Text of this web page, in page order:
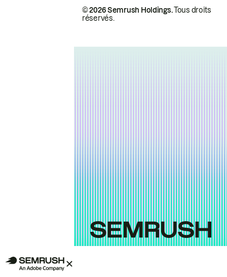
© 2026 Semrush Holdings.Tous droits
réservés.